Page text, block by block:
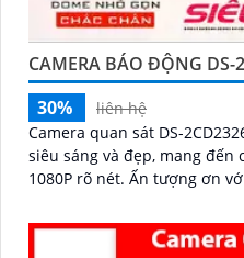
CAMERA BÁO ĐỘNG DS-
30%
liên hệ
Camera quan sát DS-
siêu sáng và đẹp, mang
1080P rõ nét. Ấn